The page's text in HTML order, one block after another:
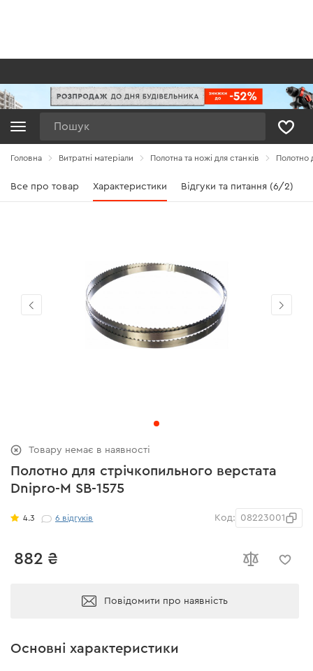
Головна Витратні матеріали Полотна та ножі для станків Полотно
Все про товар Характеристики Відгуки та питання (6/2)
Полотно для стрічкопильного верстата
Dnipro-M SB-1575
4.3 6 відгуків Код: 08223001
882 ₴
Повідомити про наявність
Товару немає в наявності
Основні характеристики